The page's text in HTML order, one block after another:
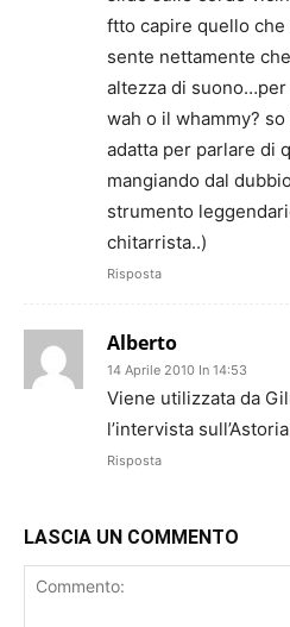
ftto capire quello
sente nettamente
altezza di
wah o il whammy?
adatta per parlare di
mangiando dal
strumento
chitarrista..)
Risposta
Alberto
14 Aprile 2010 In 14:53
Viene utilizzata da
l’intervista
Risposta
LASCIA UN COMMENTO